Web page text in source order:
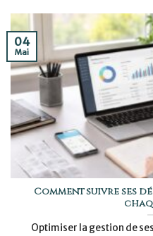
Comment suivre ses
Optimiser la gestion de
04
Mai